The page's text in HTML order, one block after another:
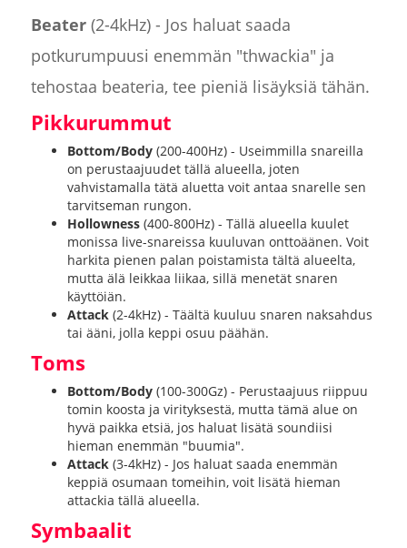
Beater(2-4kHz) - Jos haluat saada
potkurumpuusi enemmän "thwackia" ja
tehostaa beateria, tee pieniä lisäyksiä tähän.
Pikkurummut
Bottom/Body(200-400Hz) - Useimmilla snareilla
on perustaajuudet tällä alueella, joten
vahvistamalla tätä aluetta voit antaa snarelle sen
tarvitseman rungon.
Hollowness(400-800Hz) - Tällä alueella kuulet
monissa live-snareissa kuuluvan onttoäänen. Voit
harkita pienen palan poistamista tältä alueelta,
mutta älä leikkaa liikaa, sillä menetät snaren
käyttöiän.
Attack(2-4kHz) - Täältä kuuluu snaren naksahdus
tai ääni, jolla keppi osuu päähän.
Toms
Bottom/Body(100-300Gz) - Perustaajuus riippuu
tomin koosta ja virityksestä, mutta tämä alue on
hyvä paikka etsiä, jos haluat lisätä soundiisi
hieman enemmän "buumia".
Attack(3-4kHz) - Jos haluat saada enemmän
keppiä osumaan tomeihin, voit lisätä hieman
attackia tällä alueella.
Symbaalit